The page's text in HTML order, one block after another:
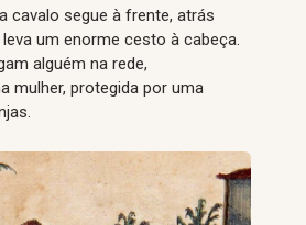
cavalo segue à frente, atrás
um enorme cesto à cabeça.
alguém na rede,
mulher, protegida por uma